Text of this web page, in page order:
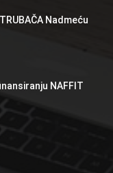
Nadmeću
NAFFIT